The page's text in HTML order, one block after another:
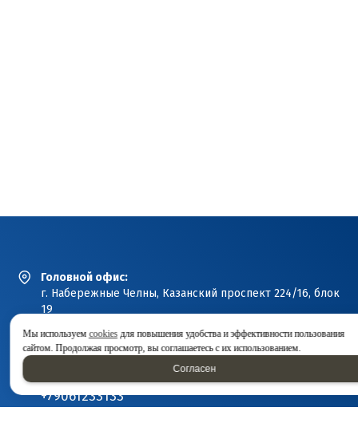
Головной офис:
г. Набережные Челны, Казанский проспект 224/16, блок
19
8 800 222-97-20
+79061233133
Мы используем cookies для повышения удобства и эффективности пользования
сайтом. Продолжая просмотр, вы соглашаетесь с их использованием.
Согласен